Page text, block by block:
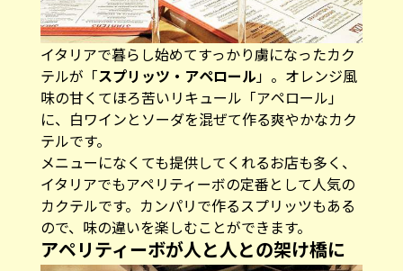
イタリアで暮らし始めてすっかり虜になったカク
テルが「スプリッツ・アペロール」。オレンジ風
味の甘くてほろ苦いリキュール「アペロール」
に、白ワインとソーダを混ぜて作る爽やかなカク
テルです。
メニューになくても提供してくれるお店も多く、
イタリアでもアペリティーボの定番として人気の
カクテルです。カンパリで作るスプリッツもある
ので、味の違いを楽しむことができます。
アペリティーボが人と人との架け橋に